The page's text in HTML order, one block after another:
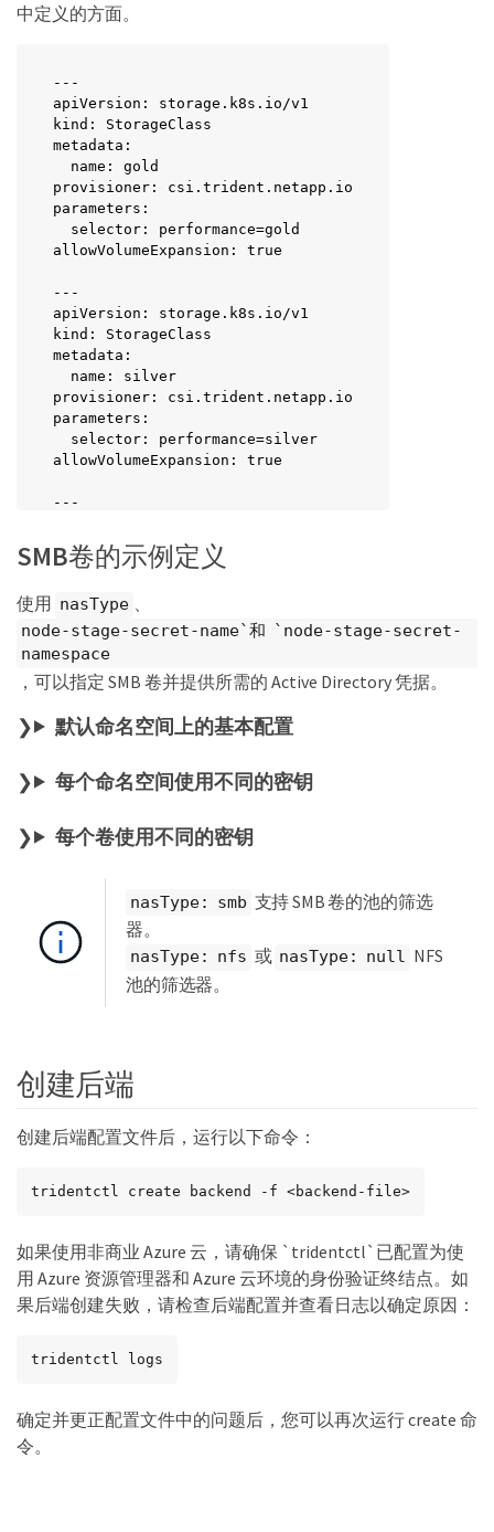
中定义的方面。
---
apiVersion: storage.k8s.io/v1
kind: StorageClass
metadata:
  name: gold
provisioner: csi.trident.netapp.io
parameters:
  selector: performance=gold
allowVolumeExpansion: true
---
apiVersion: storage.k8s.io/v1
kind: StorageClass
metadata:
  name: silver
provisioner: csi.trident.netapp.io
parameters:
  selector: performance=silver
allowVolumeExpansion: true
---
kind: StorageClass
metadata:
provisioner: csi.trident.netapp.io
parameters:
  selector: performance=bronze
allowVolumeExpansion: true
SMB卷的示例定义
使用 nasType 、
node-stage-secret-name`和 `node-stage-secret-
namespace
，可以指定 SMB 卷并提供所需的 Active Directory 凭据。
默认命名空间上的基本配置
每个命名空间使用不同的密钥
每个卷使用不同的密钥
nasType: smb 支持 SMB 卷的池的筛选
器。
nasType: nfs 或 nasType: null NFS
池的筛选器。
创建后端
创建后端配置文件后，运行以下命令：
tridentctl create backend -f <backend-file>
如果使用非商业 Azure 云，请确保 `tridentctl`已配置为使
用 Azure 资源管理器和 Azure 云环境的身份验证终结点。如
果后端创建失败，请检查后端配置并查看日志以确定原因：
tridentctl logs
确定并更正配置文件中的问题后，您可以再次运行 create 命
令。